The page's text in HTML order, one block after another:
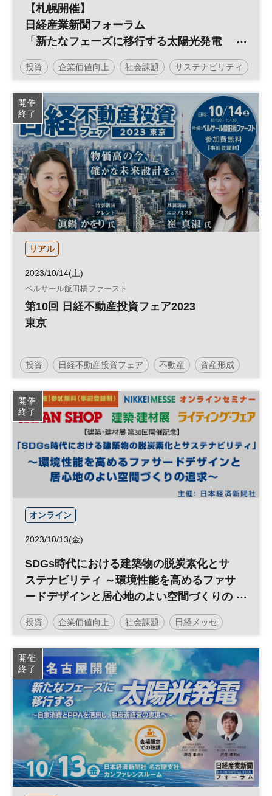
【札幌開催】
日経産業新聞フォーラム
「新たなフェーズに移行する太陽光発電
～自家消費とPPAを活用し、脱炭素経営の
実現へ～」
投資 企業価値向上 社会課題 サステナビリティ
企業価値 脱炭素 カーボンニュートラル 環境
エネルギー サステナブル ESG 経営戦略
太陽光発電 ESG投資 参加無料
日経産業新聞フォーラム
開催
終了
リアル
2023/10/14(土)
ベルサール飯田橋ファースト
第10回 日経不動産投資フェア2023
東京
投資 日経不動産投資フェア 不動産 資産形成
人生100年 人生100年時代 参加無料
土日祝開催
開催
終了
オンライン
2023/10/13(金)
SDGs時代における建築物の脱炭素化とサ
ステナビリティ ～環境性能を高めるファサ
ードデザインと居心地のよい空間づくりの
追求～
投資 企業価値向上 社会課題 日経メッセ
サステナビリティ 企業価値 脱炭素
カーボンニュートラル サステナブル ESG
経営戦略 ESG投資 参加無料
開催
終了